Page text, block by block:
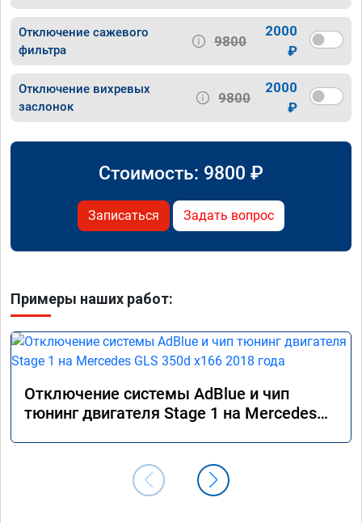
Отключение сажевого
фильтра
9800
2000
₽
Отключение вихревых
заслонок
9800
2000
₽
Стоимость: 9800 ₽
Записаться Задать вопрос
Примеры наших работ:
Отключение системы AdBlue и чип
тюнинг двигателя Stage 1 на Mercedes